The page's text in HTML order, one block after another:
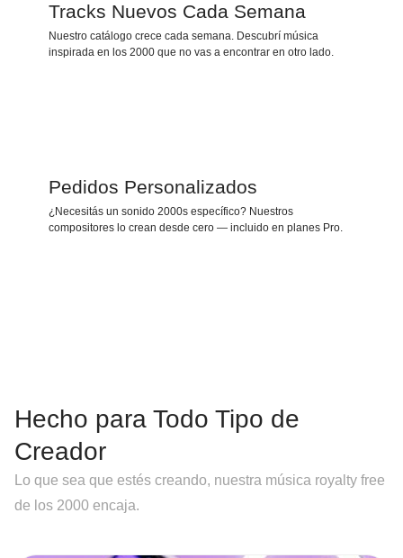
Tracks Nuevos Cada Semana
Nuestro catálogo crece cada semana. Descubrí música
inspirada en los 2000 que no vas a encontrar en otro lado.
Pedidos Personalizados
¿Necesitás un sonido 2000s específico? Nuestros
compositores lo crean desde cero — incluido en planes Pro.
Hecho para Todo Tipo de
Creador
Lo que sea que estés creando, nuestra música royalty free
de los 2000 encaja.